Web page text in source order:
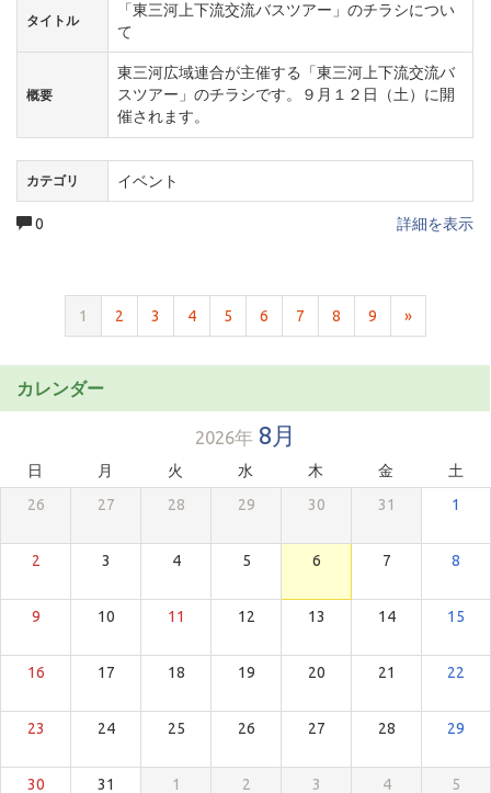
タイトル
「東三河上下流交流バスツアー」のチラシについ
て
概要
東三河広域連合が主催する「東三河上下流交流バ
スツアー」のチラシです。９月１２日（土）に開
催されます。
カテゴリ イベント
0 詳細を表示
1 2 3 4 5 6 7 8 9 »
カレンダー
2026年 8月
日 月 火 水 木 金
土
26
27 28 29 30 31 1
2 3 4 5 6 7 8
9 10 11 12 13 14 15
16 17 18 19 20 21 22
23 24 25 26 27 28 29
30 31 1 2 3 4 5